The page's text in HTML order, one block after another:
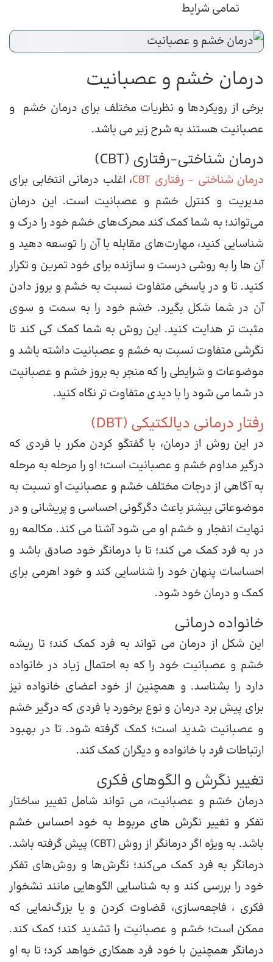
تمامی شرایط
درمان خشم و عصبانیت
برخی از رویکردها و نظریات مختلف برای درمان خشم و
عصبانیت هستند به شرح زیر می باشد.
درمان شناختی-رفتاری (CBT)
درمان شناختی – رفتاری CBT
، اغلب درمانی انتخابی برای
مدیریت و کنترل خشم و عصبانیت است. این درمان
می‌تواند؛ به شما کمک کند محرک‌های خشم خود را درک و
شناسایی کنید، مهارت‌های مقابله با آن را توسعه دهید و
آن ها را به روشی درست و سازنده برای خود تمرین و تکرار
کنید. تا و در پاسخی متفاوت نسبت به خشم و بروز دادن
آن در شما شکل بگیرد. خشم خود را به سمت و سوی
مثبت تر هدایت کنید. این روش به شما کمک کی کند تا
نگرشی متفاوت نسبت به خشم و عصبانیت داشته باشد و
موضوعات و شرایطی را که منجر به بروز خشم و عصبانیت
در شما می شود را با دیدی متفاوت تر نگاه کنید.
رفتار درمانی دیالکتیکی (DBT)
در این روش از درمان، با گفتگو کردن مکرر با فردی که
درگیر مداوم خشم و عصبانیت است؛ او را مرحله به مرحله
به آگاهی از درجات مختلف خشم و عصبانیت او نسبت به
موضوعاتی بیشتر باعث دگرگونی احساسی و پریشانی و در
نهایت انفجار و خشم او می شود آشنا می کند. مکالمه رو
در به فرد کمک می کند؛ تا با درمانگر خود صادق باشد و
احساسات پنهان خود را شناسایی کند و خود اهرمی برای
کمک و درمان خود شود.
خانواده درمانی
این شکل از درمان می تواند به فرد کمک کند؛ تا ریشه
خشم و عصبانیت خود را که به احتمال زیاد در خانواده
دارد را بشناسد. و همچنین از خود اعضای خانواده نیز
برای پیش برد درمان و نوع برخورد با فردی که درگیر خشم
و عصبانیت شدید است؛ کمک گرفته شود. تا در بهبود
ارتباطات فرد با خانواده و دیگران کمک کند.
تغییر نگرش و الگوهای فکری
درمان خشم و عصبانیت، می تواند شامل تغییر ساختار
تفکر و تغییر نگرش های مربوط به خود احساس خشم
باشد. به ویژه اگر درمانگر از روش (CBT) پیش گرفته باشد.
درمانگر به فرد کمک می‌کند؛ نگرش‌ها و روش‌های تفکر
خود را بررسی کند و به شناسایی الگوهایی مانند نشخوار
فکری ، فاجعه‌سازی، قضاوت کردن و یا بزرگ‌نمایی که
ممکن است؛ خشم و عصبانیت را تشدید کند؛ کمک کند.
درمانگر همچنین با خود فرد همکاری خواهد کرد؛ تا به او